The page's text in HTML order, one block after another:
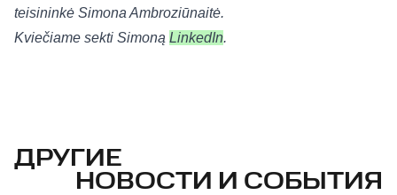
teisininkė Simona Ambroziūnaitė.
Kviečiame sekti Simoną LinkedIn.
ДРУГИЕ
НОВОСТИ И СОБЫТИЯ